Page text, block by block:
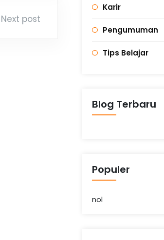
Next post
Karir
Pengumuman
Tips Belajar
Blog Terbaru
Populer
nol